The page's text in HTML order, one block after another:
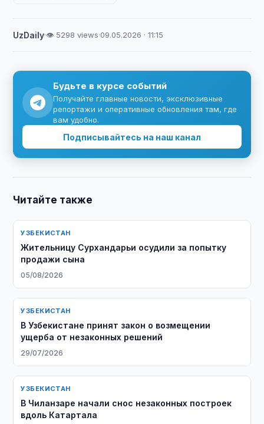
UzDaily·👁 5298 views·09.05.2026 · 11:15
Будьте в курсе событий
Получайте главные новости, эксклюзивные
репортажи и оперативные обновления там, где
вам удобно.
Подписывайтесь на наш канал
Читайте также
УЗБЕКИСТАН
Жительницу Сурхандарьи осудили за попытку
продажи сына
05/08/2026
УЗБЕКИСТАН
В Узбекистане принят закон о возмещении
ущерба от незаконных решений
29/07/2026
УЗБЕКИСТАН
В Чиланзаре начали снос незаконных построек
вдоль Катартала